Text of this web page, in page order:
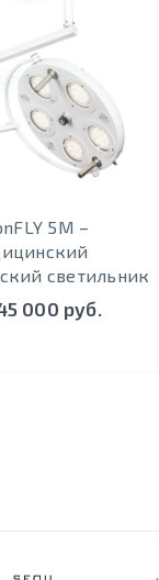
5М –
светильник
000 руб.